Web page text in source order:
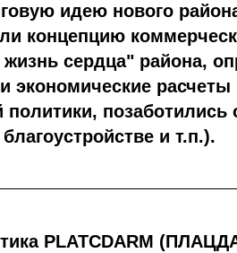
идею нового
концепцию
сердца" района,
экономические
позаботились
и т.п.).
PLATCDARM